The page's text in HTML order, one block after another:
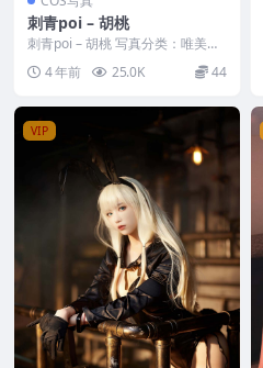
刺青poi – 胡桃
刺青poi – 胡桃 写真分类：唯美，
参与模特：刺青poi [套图大小]：
[9P...4 年前 25.0K 44
VIP